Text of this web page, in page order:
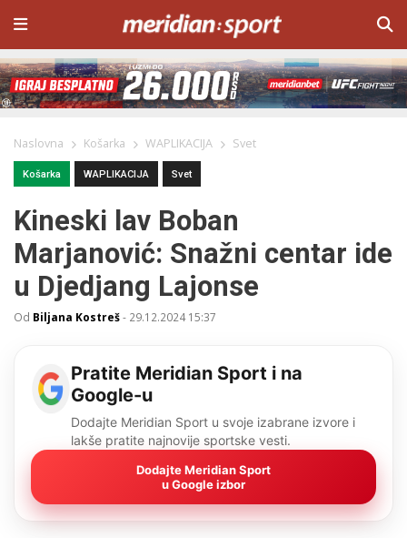
Naslovna Košarka WAPLIKACIJA Svet
Košarka WAPLIKACIJA Svet
Kineski lav Boban
Marjanović: Snažni centar ide
u Djedjang Lajonse
Od Biljana Kostreš- 29.12.2024 15:37
Pratite Meridian Sport i na
Google-u
Dodajte Meridian Sport u svoje izabrane izvore i
lakše pratite najnovije sportske vesti.
Dodajte Meridian Sport
u Google izbor